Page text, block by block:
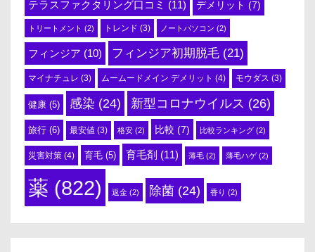
テラスファクタリング口コミ (11) デメリット (7)
トリートメント (2) トレンド (3) ノートパソコン (2)
フィンジア (10) フィンジア初期脱毛 (21)
マイナチュレ (3) ムームードメイン デメリット (4) モウダス (3)
健康 (5) 感染 (24) 新型コロナウイルス (26)
旅行 (6) 最安値 (3) 格安 (2) 比較 (7) 比較ランキング (2)
災害対策 (4) 育毛 (5) 育毛剤 (11) 薄毛 (2) 薄毛ハゲ(2)
薬 (822) 返金 (2) 除菌 (24) 香り (2)